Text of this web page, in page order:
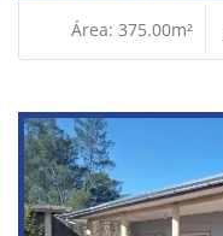
Área: 375.00m²